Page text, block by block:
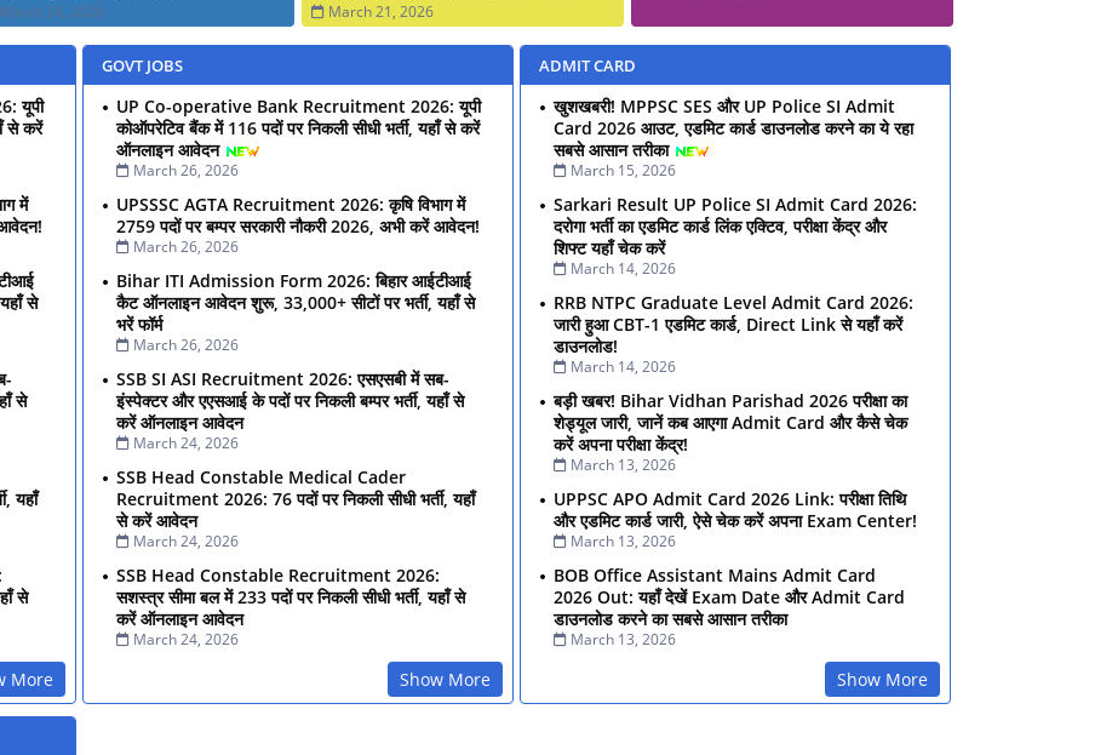
March 24, 2026 March 21, 2026
यूपी
से करें
में
से
से
यहाँ
से
More
GOVT JOBS
UP Co-operative Bank Recruitment 2026: यूपी
कोऑपरेटिव बैंक में 116 पदों पर निकली सीधी भर्ती, यहाँ से करें
ऑनलाइन आवेदन
March 26, 2026
UPSSSC AGTA Recruitment 2026: कृषि विभाग में
2759 पदों पर बम्पर सरकारी नौकरी 2026, अभी करें आवेदन!
March 26, 2026
Bihar ITI Admission Form 2026: बिहार आईटीआई
कैट ऑनलाइन आवेदन शुरू, 33,000+ सीटों पर भर्ती, यहाँ से
भरें फॉर्म
March 26, 2026
SSB SI ASI Recruitment 2026: एसएसबी में सब-
इंस्पेक्टर और एएसआई के पदों पर निकली बम्पर भर्ती, यहाँ से
करें ऑनलाइन आवेदन
March 24, 2026
SSB Head Constable Medical Cader
Recruitment 2026: 76 पदों पर निकली सीधी भर्ती, यहाँ
से करें आवेदन
March 24, 2026
SSB Head Constable Recruitment 2026:
सशस्त्र सीमा बल में 233 पदों पर निकली सीधी भर्ती, यहाँ से
करें ऑनलाइन आवेदन
March 24, 2026
Show More
ADMIT CARD
खुशखबरी! MPPSC SES और UP Police SI Admit
Card 2026 आउट, एडमिट कार्ड डाउनलोड करने का ये रहा
सबसे आसान तरीका
March 15, 2026
Sarkari Result UP Police SI Admit Card 2026:
दरोगा भर्ती का एडमिट कार्ड लिंक एक्टिव, परीक्षा केंद्र और
शिफ्ट यहाँ चेक करें
March 14, 2026
RRB NTPC Graduate Level Admit Card 2026:
जारी हुआ CBT-1 एडमिट कार्ड, Direct Link से यहाँ करें
डाउनलोड!
March 14, 2026
बड़ी खबर! Bihar Vidhan Parishad 2026 परीक्षा का
शेड्यूल जारी, जानें कब आएगा Admit Card और कैसे चेक
करें अपना परीक्षा केंद्र!
March 13, 2026
UPPSC APO Admit Card 2026 Link: परीक्षा तिथि
और एडमिट कार्ड जारी, ऐसे चेक करें अपना Exam Center!
March 13, 2026
BOB Office Assistant Mains Admit Card
2026 Out: यहाँ देखें Exam Date और Admit Card
डाउनलोड करने का सबसे आसान तरीका
March 13, 2026
Show More